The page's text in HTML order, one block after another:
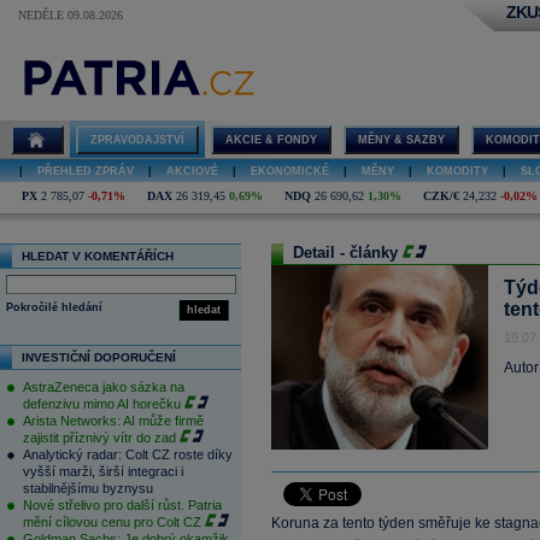
NEDĚLE 09.08.2026
ZPRAVODAJSTVÍ AKCIE & FONDY MĚNY & SAZBY
PŘEHLED ZPRÁV AKCIOVÉ EKONOMICKÉ MĚNY KOMODITY
PX 2 785,07 -0,71% DAX 26 319,45 0,69% NDQ 26 690,62 1,30% CZK/€ 24,232 -0,02%
HLEDAT V KOMENTÁŘÍCH
hledat
Pokročilé hledání
INVESTIČNÍ DOPORUČENÍ
AstraZeneca jako sázka na
defenzivu mimo AI horečku
Arista Networks: AI může firmě
zajistit příznivý vítr do zad
Analytický radar: Colt CZ roste díky
vyšší marži, širší integraci i
stabilnějšímu byznysu
Nové střelivo pro další růst. Patria
mění cílovou cenu pro Colt CZ
Detail - články
Koruna za tento týden směřuje ke